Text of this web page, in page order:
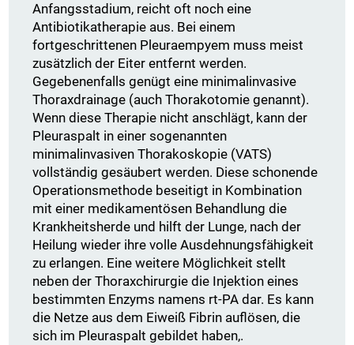
Anfangsstadium, reicht oft noch eine
Antibiotikatherapie aus. Bei einem
fortgeschrittenen Pleuraempyem muss meist
zusätzlich der Eiter entfernt werden.
Gegebenenfalls genügt eine minimalinvasive
Thoraxdrainage (auch Thorakotomie genannt).
Wenn diese Therapie nicht anschlägt, kann der
Pleuraspalt in einer sogenannten
minimalinvasiven Thorakoskopie (VATS)
vollständig gesäubert werden. Diese schonende
Operationsmethode beseitigt in Kombination
mit einer medikamentösen Behandlung die
Krankheitsherde und hilft der Lunge, nach der
Heilung wieder ihre volle Ausdehnungsfähigkeit
zu erlangen. Eine weitere Möglichkeit stellt
neben der Thoraxchirurgie die Injektion eines
bestimmten Enzyms namens rt-PA dar. Es kann
die Netze aus dem Eiweiß Fibrin auflösen, die
sich im Pleuraspalt gebildet haben,.